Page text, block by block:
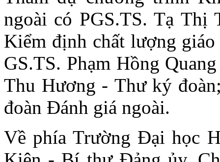
ngoài có PGS.TS. Tạ Thị
Kiểm định chất lượng
GS.TS. Phạm Hồng
Thu Hương - Thư ký
đoàn Đánh giá ngoài.
Về phía Trường Đại học